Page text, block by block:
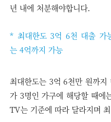
년 내에 처분해야합니다.
* 최대한도 3억 6천 대출 가
는 4억까지 가능
최대한도는 3억 6천만 원까
가 3명인 가구에 해당할 때에
TV는 기준에 따라 달라지며